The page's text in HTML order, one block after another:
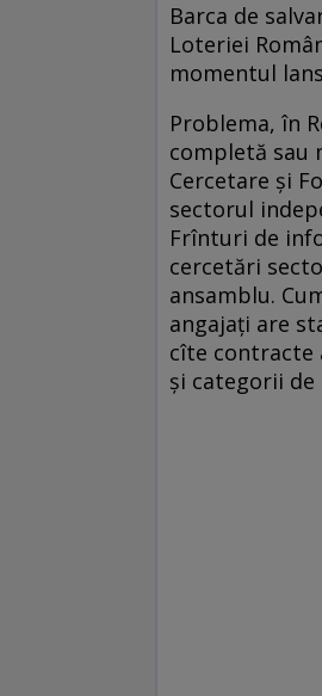
Barca de
Loteriei
momentul
Problema, în
completă sau
Cercetare și
sectorul
Frînturi de
cercetări
ansamblu.
angajați are
cîte contracte
și categorii